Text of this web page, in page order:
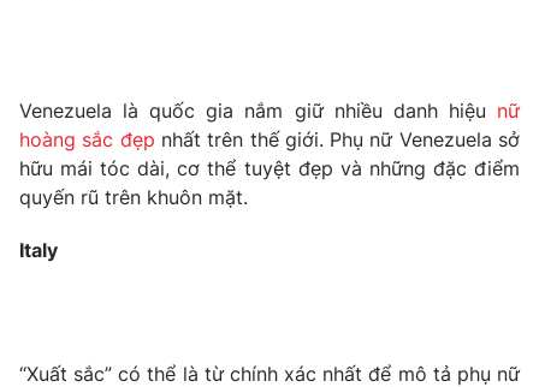
® Cấm sao chép dưới mọi hình thức nếu không có sự chấp
thuận bằng văn bản. Ghi rõ nguồn VTV.vn khi phát hành lại
thông tin từ website này.
Venezuela là quốc gia nắm giữ nhiều danh hiệu nữ
hoàng sắc đẹp nhất trên thế giới. Phụ nữ Venezuela sở
hữu mái tóc dài, cơ thể tuyệt đẹp và những đặc điểm
quyến rũ trên khuôn mặt.
Italy
“Xuất sắc” có thể là từ chính xác nhất để mô tả phụ nữ